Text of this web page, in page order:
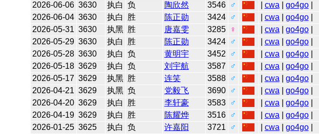
2026-06-06 3630 执白 负 陶欣然 3546 ♂ cwa go4go|
2026-06-04 3630 执白 胜 陈正勋 3424 ♂ cwa go4go|
2026-05-31 3630 执黑 胜 唐嘉雯 3285 ♀ cwa go4go|
2026-05-29 3630 执白 胜 陈正勋 3424 ♂ cwa go4go|
2026-05-28 3630 执白 负 黄明宇 3452 ♂ cwa go4go|
2026-05-18 3629 执白 负 刘宇航 3587 ♂ cwa go4go|
2026-05-17 3629 执黑 胜 连笑 3588 ♂ cwa go4go|
2026-04-21 3629 执黑 负 党毅飞 3690 ♂ cwa go4go|
2026-04-20 3629 执白 胜 李轩豪 3583 ♂ cwa go4go|
2026-04-19 3629 执白 胜 陈耀烨 3516 ♂ cwa go4go|
2026-01-25 3625 执白 负 许嘉阳 3721 ♂ cwa go4go|